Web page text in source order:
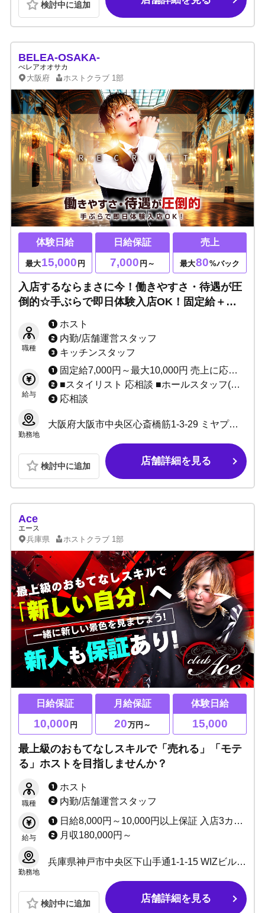
検討中に追加
BELEA-OSAKA-
べレアオオサカ
大阪府 ホストクラブ 1部
体験日給
最大15,000 円
日給保証
7,000 円～
売上
最大80%バック
入店するならまさに今！働きやすさ・待遇が圧
倒的☆手ぶらで即日体験入店OK！固定給＋売
上バック◎移籍者売上100%あり◎3カ月間寮費
無料・携帯代支給可能！「最高」を勝ち取りた
い方大歓迎！
職種
ホスト
内勤/店舗運営スタッフ
キッチンスタッフ
給与
固定給7,000円～最大10,000円 売上に応じてインセンティブあり（最低60%～最高80%） ★完全日払い制 その他、各種ボーナスあり ※当店は保証制度ではなく固定給制度です。 保証は売上バックが保証金額を上回れば無くなってしまいますが、 固定給は売上バックが上回っても無くなりません。 「固定給+売上バック」があなたのお給料になります！！ 例：保証の場合、保証1万円で売上バック2万円なら、 売上バック2万円分があなたのお給料です。 固定給の場合、固定1万円で売上バック2万円なら、 固定+売上＝合計3万円がお給料です♪ 固定給は永久に無くなりませんのでご安心ください。
■スタイリスト 応相談 ■ホールスタッフ(ボーイ：内勤) 日給10,000円～ ■DJ・ダンサー 応相談 ■店舗運営スタッフ 1:日給10,000円～＋能力給 2:月給10万～40万＋能力給 ■管理職各種 1:日給7,000円～10,000円＋能力給 2:月給20万～40万円＋能力給(社員) ■サイト運営スタッフ 応相談
応相談
勤務地
大阪府大阪市中央区心斎橋筋1-3-29 ミヤプラザ心斎橋6F
検討中に追加 店舗詳細を見る
Ace
エース
兵庫県 ホストクラブ 1部
日給保証
10,000 円
月給保証
20万円～
体験日給
15,000
最上級のおもてなしスキルで「売れる」「モテ
る」ホストを目指しませんか？
職種
ホスト
内勤/店舗運営スタッフ
給与
日給8,000円～10,000円以上保証 入店3カ月月給200,000円以上支給 入店1カ月小計100%バック 歩合50%～70% ◆賞金あり ◆歩合あり ◆保証給UPあり
月収180,000円～
勤務地
兵庫県神戸市中央区下山手通1-1-15 WIZビル 2F
検討中に追加 店舗詳細を見る